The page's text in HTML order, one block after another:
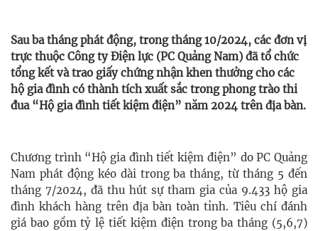
Sau ba tháng phát động, trong tháng 10/2024, các đơn vị
trực thuộc Công ty Điện lực (PC Quảng Nam) đã tổ chức
tổng kết và trao giấy chứng nhận khen thưởng cho các
hộ gia đình có thành tích xuất sắc trong phong trào thi
đua “Hộ gia đình tiết kiệm điện” năm 2024 trên địa bàn.
Chương trình “Hộ gia đình tiết kiệm điện” do PC Quảng
Nam phát động kéo dài trong ba tháng, từ tháng 5 đến
tháng 7/2024, đã thu hút sự tham gia của 9.433 hộ gia
đình khách hàng trên địa bàn toàn tỉnh. Tiêu chí đánh
giá bao gồm tỷ lệ tiết kiệm điện trong ba tháng (5,6,7)